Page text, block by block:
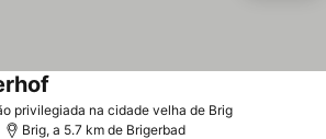
privilegiada na cidade velha de BrigVer preços
Brig, a 5.7 km de Brigerbad